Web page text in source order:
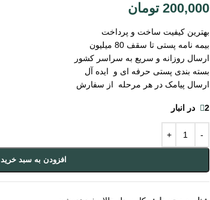
200,000 تومان
بهترین کیفیت ساخت و پرداخت
بیمه نامه پستی تا سقف 80 میلیون
ارسال روزانه و سریع به سراسر کشور
بسته بندی پستی حرفه ای و ایده آل
ارسال پیامک در هر مرحله از سفارش
2 در انبار
افزودن به سبد خرید